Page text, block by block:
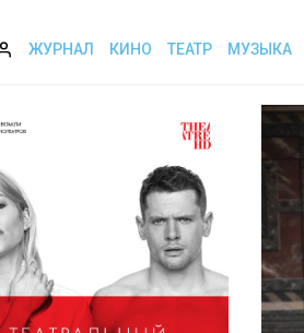
ЖУРНАЛ КИНО ТЕАТР МУЗЫКА